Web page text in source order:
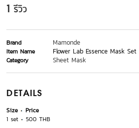
1 รีวิว
Brand Mamonde
Item Name Flower Lab Essence Mask Set
Category Sheet Mask
DETAILS
Size
Price
1 set
500 THB